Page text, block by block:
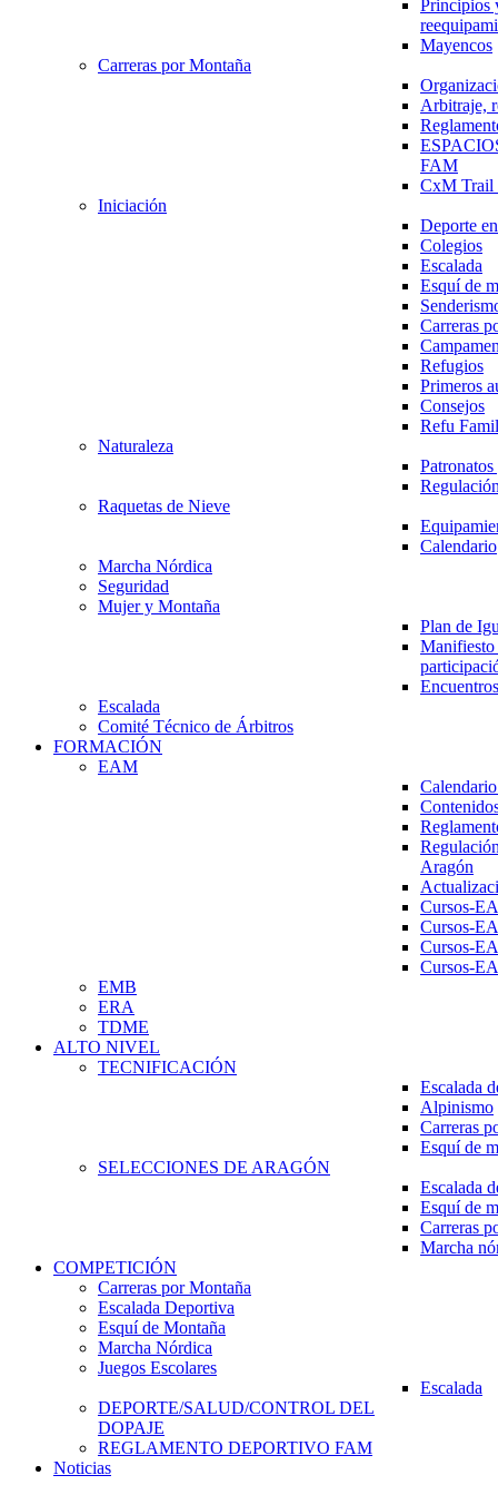
Principios
Mayencos
Carreras por Montaña
Arbitraje,
FAM
CxM
Iniciación
Deporte
Colegios
Escalada
Esquí de
Carreras
Refugios
Primeros
Consejos
Refu
Naturaleza
Raquetas de Nieve
Calendario
Marcha Nórdica
Seguridad
Mujer y Montaña
Plan de
Escalada
Comité Técnico de Árbitros
FORMACIÓN
EAM
Aragón
Cursos-
Cursos-
Cursos-
Cursos-
EMB
ERA
TDME
ALTO NIVEL
TECNIFICACIÓN
Escalada
Alpinismo
Carreras
Esquí de
SELECCIONES DE ARAGÓN
Escalada
Esquí de
Carreras
Marcha
COMPETICIÓN
Carreras por Montaña
Escalada Deportiva
Esquí de Montaña
Marcha Nórdica
Juegos Escolares
Escalada
DEPORTE/SALUD/CONTROL DEL
DOPAJE
REGLAMENTO DEPORTIVO FAM
Noticias